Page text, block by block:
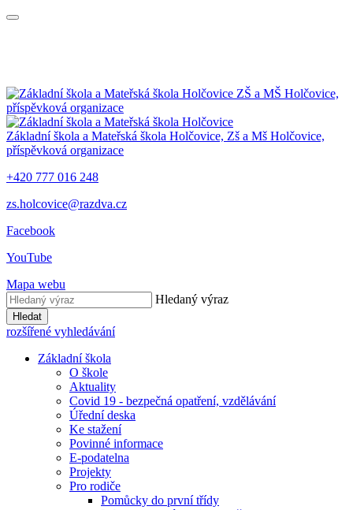
ZŠ a MŠ Holčovice,
příspěvková organizace
Základní škola a Mateřská škola Holčovice, Zš a Mš Holčovice,
příspěvková organizace
+420 777 016 248
zs.holcovice@razdva.cz
Facebook
YouTube
Mapa webu
Hledaný výraz
Hledat
rozšířené vyhledávání
Základní škola
O škole
Aktuality
Covid 19 - bezpečná opatření, vzdělávání
Úřední deska
Ke stažení
Povinné informace
E-podatelna
Projekty
Pro rodiče
Pomůcky do první třídy